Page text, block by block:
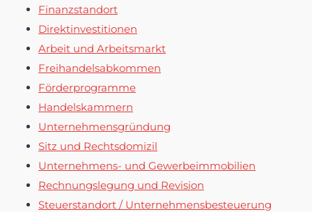
Finanzstandort
Direktinvestitionen
Arbeit und Arbeitsmarkt
Freihandelsabkommen
Förderprogramme
Handelskammern
Unternehmensgründung
Sitz und Rechtsdomizil
Unternehmens- und Gewerbeimmobilien
Rechnungslegung und Revision
Steuerstandort / Unternehmensbesteuerung